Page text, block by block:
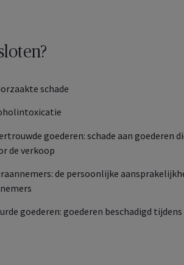
schade
goederen: schade aan goederen
de verkoop
de persoonlijke
goederen: goederen beschadigd tijdens